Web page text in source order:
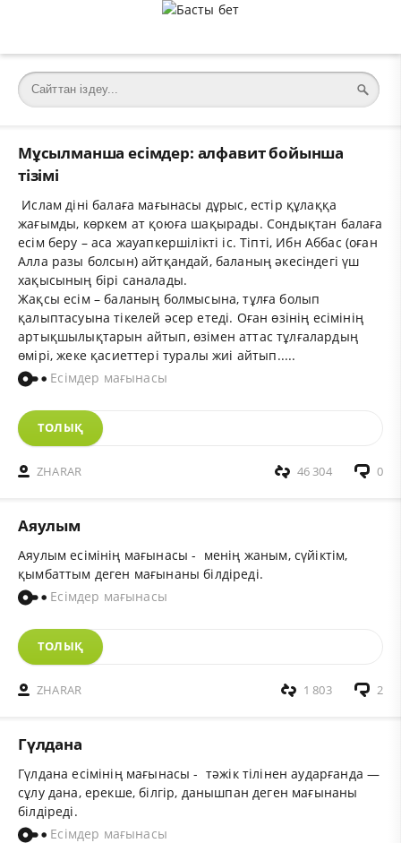
Мұсылманша есімдер: алфавит бойынша
тізімі
Ислам діні балаға мағынасы дұрыс, естір құлаққа
жағымды, көркем ат қоюға шақырады. Сондықтан балаға
есім беру – аса жауапкершілікті іс. Тіпті, Ибн Аббас (оған
Алла разы болсын) айтқандай, баланың әкесіндегі үш
хақысының бірі саналады.
Жақсы есім – баланың болмысына, тұлға болып
қалыптасуына тікелей әсер етеді. Оған өзінің есімінің
артықшылықтарын айтып, өзімен аттас тұлғалардың
өмірі, жеке қасиеттері туралы жиі айтып.....
Есімдер мағынасы
ТОЛЫҚ
ZHARAR 0
46 304
Аяулым
Аяулым есімінің мағынасы - менің жаным, сүйіктім,
қымбаттым деген мағынаны білдіреді.
Есімдер мағынасы
ТОЛЫҚ
ZHARAR 2
1 803
Гүлдана
Гүлдана есімінің мағынасы - тәжік тілінен аударғанда —
сұлу дана, ерекше, білгір, данышпан деген мағынаны
білдіреді.
Есімдер мағынасы